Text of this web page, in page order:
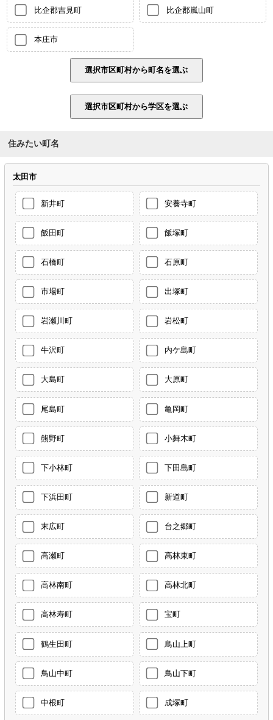
比企郡吉見町 比企郡嵐山町
本庄市
住みたい町名
太田市
新井町 安養寺町
飯田町 飯塚町
石橋町 石原町
市場町 出塚町
岩瀬川町 岩松町
牛沢町 内ケ島町
大島町 大原町
尾島町 亀岡町
熊野町 小舞木町
下小林町 下田島町
下浜田町 新道町
末広町 台之郷町
高瀬町 高林東町
高林南町 高林北町
高林寿町 宝町
鶴生田町 鳥山上町
鳥山中町 鳥山下町
中根町 成塚町